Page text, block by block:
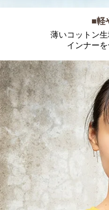
■軽
薄いコットン
インナー